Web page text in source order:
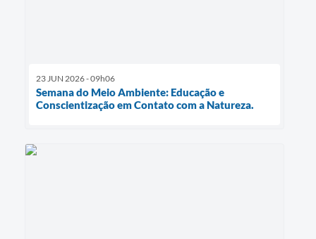
23 JUN 2026 - 09h06
Semana do Meio Ambiente: Educação e
Conscientização em Contato com a Natureza.